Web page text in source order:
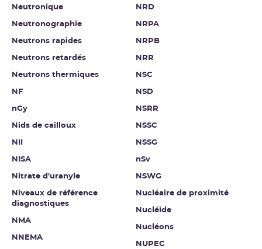
Neutronique
Neutronographie
Neutrons rapides
Neutrons retardés
Neutrons thermiques
NF
nGy
Nids de cailloux
NII
NISA
Nitrate d'uranyle
Niveaux de référence
diagnostiques
NMA
NNEMA
NRD
NRPA
NRPB
NRR
NSC
NSD
NSRR
NSSC
NSSG
nSv
NSWG
Nucléaire de proximité
Nucléide
Nucléons
NUPEC